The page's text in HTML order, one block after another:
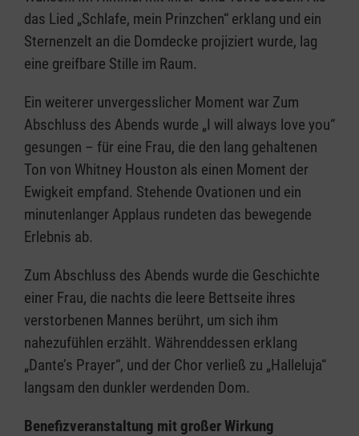
das Lied „Schlafe, mein Prinzchen“ erklang und ein
Sternenzelt an die Domdecke projiziert wurde, lag
eine greifbare Stille im Raum.
Ein weiterer unvergesslicher Moment war Zum
Abschluss des Abends wurde „I will always love you“
gesungen – für eine Frau, die den lang gehaltenen
Ton von Whitney Houston als einen Moment der
Ewigkeit empfand. Stehende Ovationen und ein
minutenlanger Applaus rundeten das bewegende
Erlebnis ab.
Zum Abschluss des Abends wurde die Geschichte
einer Frau, die nachts die leere Bettseite ihres
verstorbenen Mannes berührt, um sich ihm
nahezufühlen erzählt. Währenddessen erklang
„Dante’s Prayer“, und der Chor verließ zu „Halleluja“
langsam den dunkler werdenden Dom.
Benefizveranstaltung mit großer Wirkung